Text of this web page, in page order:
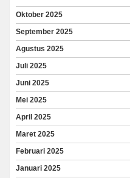
Oktober 2025
September 2025
Agustus 2025
Juli 2025
Juni 2025
Mei 2025
April 2025
Maret 2025
Februari 2025
Januari 2025